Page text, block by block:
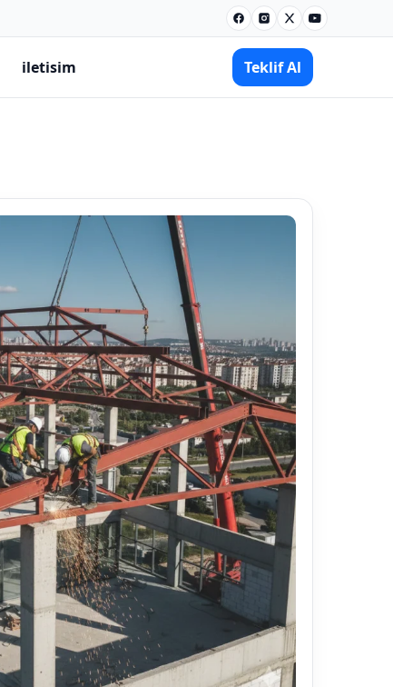
Facebook
Instagram
X Youtube
iletisim Teklif Al